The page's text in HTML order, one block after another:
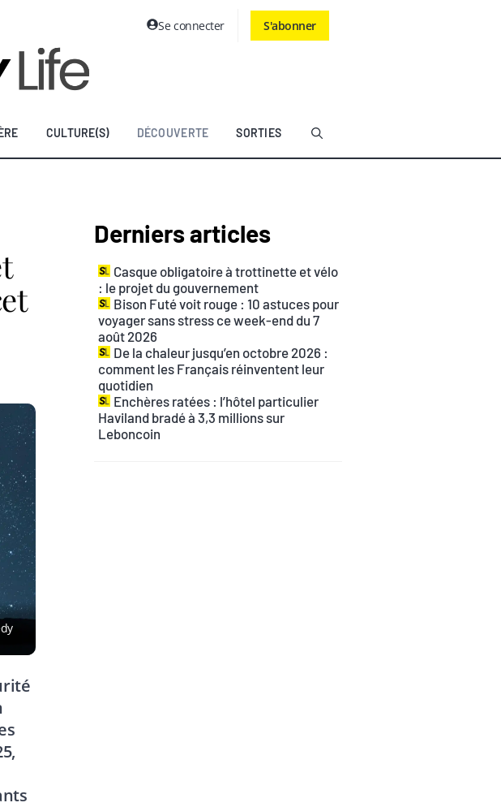
Se connecter S'abonner
CULTURE(S) DÉCOUVERTE SORTIES
Derniers articles
Casque obligatoire à trottinette et vélo
: le projet du gouvernement
Bison Futé voit rouge : 10 astuces pour
voyager sans stress ce week-end du 7
août 2026
De la chaleur jusqu’en octobre 2026 :
comment les Français réinventent leur
quotidien
Enchères ratées : l’hôtel particulier
Haviland bradé à 3,3 millions sur
Leboncoin